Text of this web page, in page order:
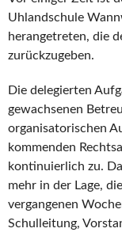
Uhlandschule
herangetreten, die
zurückzugeben.
Die delegierten
gewachsenen
organisatorischen
kommenden
kontinuierlich zu.
mehr in der Lage,
vergangenen
Schulleitung,